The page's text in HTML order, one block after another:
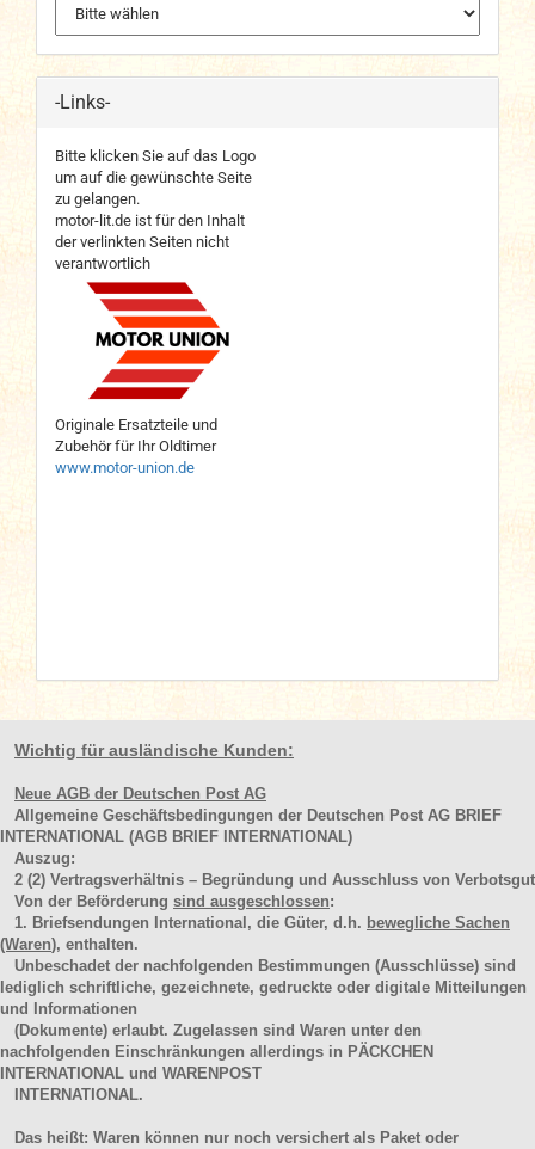
-Links-
Bitte klicken Sie auf das Logo
um auf die gewünschte Seite
zu gelangen.
motor-lit.de ist für den Inhalt
der verlinkten Seiten nicht
verantwortlich
Originale Ersatzteile und
Zubehör für Ihr Oldtimer
www.motor-union.de
Wichtig für ausländische Kunden:
Neue AGB der Deutschen Post AG
Allgemeine Geschäftsbedingungen der Deutschen Post AG BRIEF
INTERNATIONAL (AGB BRIEF INTERNATIONAL)
Auszug:
2 (2) Vertragsverhältnis – Begründung und Ausschluss von Verbotsgut
Von der Beförderung sind ausgeschlossen:
1. Briefsendungen International, die Güter, d.h. bewegliche Sachen
(Waren), enthalten.
Unbeschadet der nachfolgenden Bestimmungen (Ausschlüsse) sind
lediglich schriftliche, gezeichnete, gedruckte oder digitale Mitteilungen
und Informationen
(Dokumente) erlaubt. Zugelassen sind Waren unter den
nachfolgenden Einschränkungen allerdings in PÄCKCHEN
INTERNATIONAL und WARENPOST
INTERNATIONAL.
Das heißt: Waren können nur noch versichert als Paket oder